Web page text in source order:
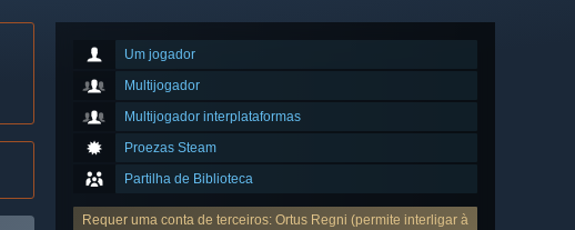
Um jogador
Multijogador
Multijogador interplataformas
Proezas Steam
Partilha de Biblioteca
Requer uma conta de terceiros: Ortus Regni (permite interligar à